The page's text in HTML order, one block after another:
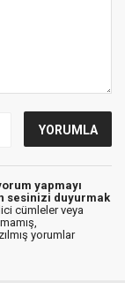
yapmayı
sesinizi duyurmak
cümleler veya
yorumlar